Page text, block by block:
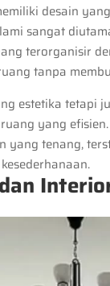
desain
sangat
terorganisir
tanpa
estetika tetapi
yang
tenang,